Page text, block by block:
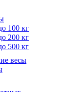
100 кг
200 кг
500 кг
весы